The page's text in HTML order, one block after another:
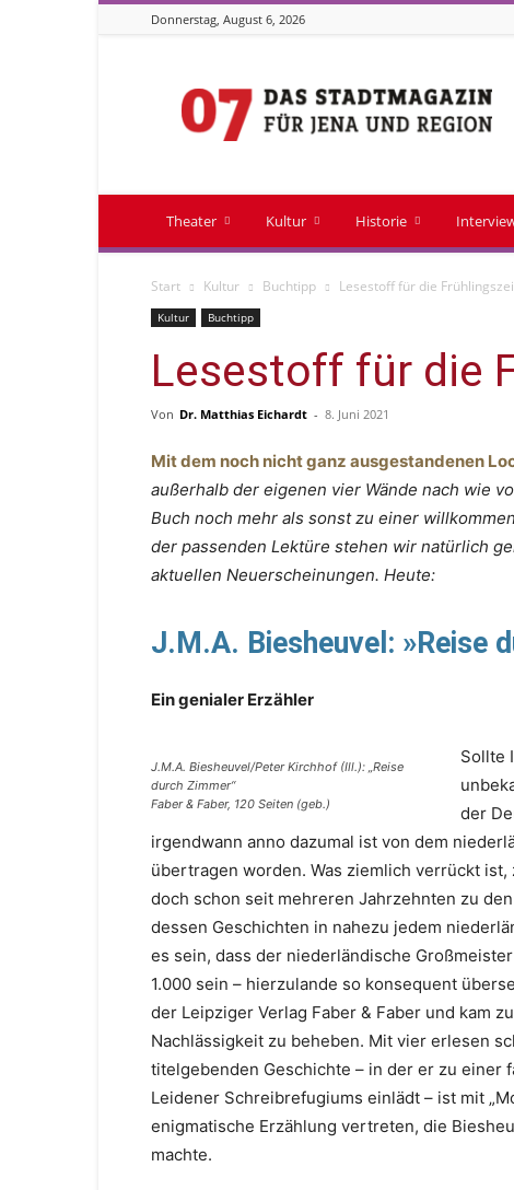
Donnerstag, August 6, 2026
07
Theater Kultur Historie
Start Kultur Buchtipp Lesestoff für die
Kultur Buchtipp
Lesestoff für die
Von Dr. Matthias Eichardt - 8. Juni 2021
Mit dem noch nicht ganz ausgestandenen
außerhalb der eigenen vier Wände nach wie
Buch noch mehr als sonst zu einer
der passenden Lektüre stehen wir natürlich
aktuellen Neuerscheinungen. Heute:
J.M.A. Biesheuvel: »Reise
Ein genialer Erzähler
J.M.A. Biesheuvel/Peter Kirchhof (Ill.): „Reise
durch Zimmer“
Faber & Faber, 120 Seiten (geb.)
Sollte
der
irgendwann anno dazumal ist von dem
übertragen worden. Was ziemlich verrückt
doch schon seit mehreren Jahrzehnten zu
dessen Geschichten in nahezu jedem
es sein, dass der niederländische
1.000 sein – hierzulande so konsequent
der Leipziger Verlag Faber & Faber und kam
Nachlässigkeit zu beheben. Mit vier erlesen
titelgebenden Geschichte – in der er zu einer
Leidener Schreibrefugiums einlädt – ist mit
enigmatische Erzählung vertreten, die
machte.